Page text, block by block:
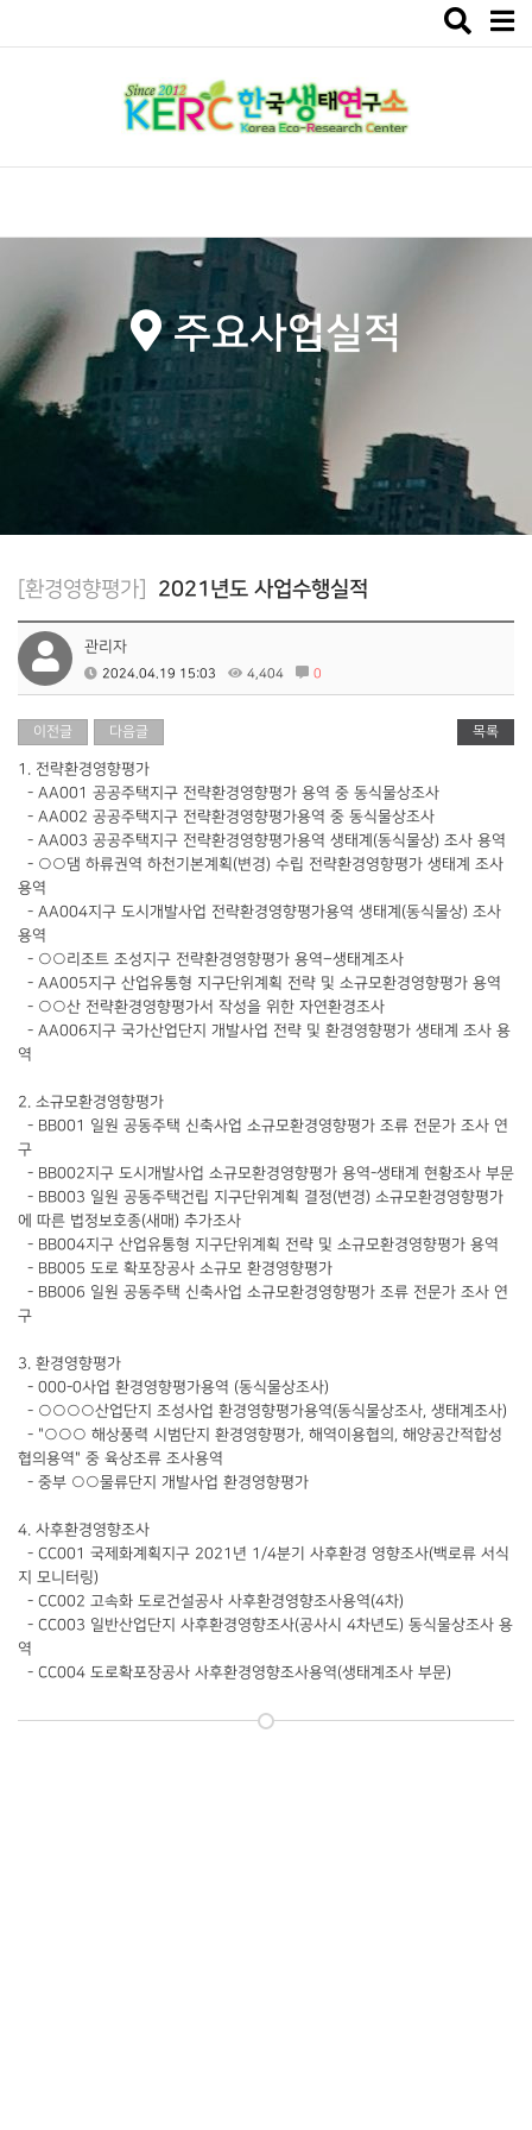
Toggle
주요사업실적
[환경영향평가] 2021년도 사업수행실적
관리자
2024.04.19 15:03 4,404 0
이전글 다음글 목록
1. 전략환경영향평가
- AA001 공공주택지구 전략환경영향평가 용역 중 동식물상조사
- AA002 공공주택지구 전략환경영향평가용역 중 동식물상조사
- AA003 공공주택지구 전략환경영향평가용역 생태계(동식물상) 조사 용역
- ○○댐 하류권역 하천기본계획(변경) 수립 전략환경영향평가 생태계 조사
용역
- AA004지구 도시개발사업 전략환경영향평가용역 생태계(동식물상) 조사
용역
- ○○리조트 조성지구 전략환경영향평가 용역–생태계조사
- AA005지구 산업유통형 지구단위계획 전략 및 소규모환경영향평가 용역
- ○○산 전략환경영향평가서 작성을 위한 자연환경조사
- AA006지구 국가산업단지 개발사업 전략 및 환경영향평가 생태계 조사 용
역
2. 소규모환경영향평가
- BB001 일원 공동주택 신축사업 소규모환경영향평가 조류 전문가 조사 연
구
- BB002지구 도시개발사업 소규모환경영향평가 용역-생태계 현황조사 부문
- BB003 일원 공동주택건립 지구단위계획 결정(변경) 소규모환경영향평가
에 따른 법정보호종(새매) 추가조사
- BB004지구 산업유통형 지구단위계획 전략 및 소규모환경영향평가 용역
- BB005 도로 확포장공사 소규모 환경영향평가
- BB006 일원 공동주택 신축사업 소규모환경영향평가 조류 전문가 조사 연
구
3. 환경영향평가
- 000-0사업 환경영향평가용역 (동식물상조사)
- ○○○○산업단지 조성사업 환경영향평가용역(동식물상조사, 생태계조사)
- "○○○ 해상풍력 시범단지 환경영향평가, 해역이용협의, 해양공간적합성
협의용역" 중 육상조류 조사용역
- 중부 ○○물류단지 개발사업 환경영향평가
4. 사후환경영향조사
- CC001 국제화계획지구 2021년 1/4분기 사후환경 영향조사(백로류 서식
지 모니터링)
- CC002 고속화 도로건설공사 사후환경영향조사용역(4차)
- CC003 일반산업단지 사후환경영향조사(공사시 4차년도) 동식물상조사 용
역
- CC004 도로확포장공사 사후환경영향조사용역(생태계조사 부문)